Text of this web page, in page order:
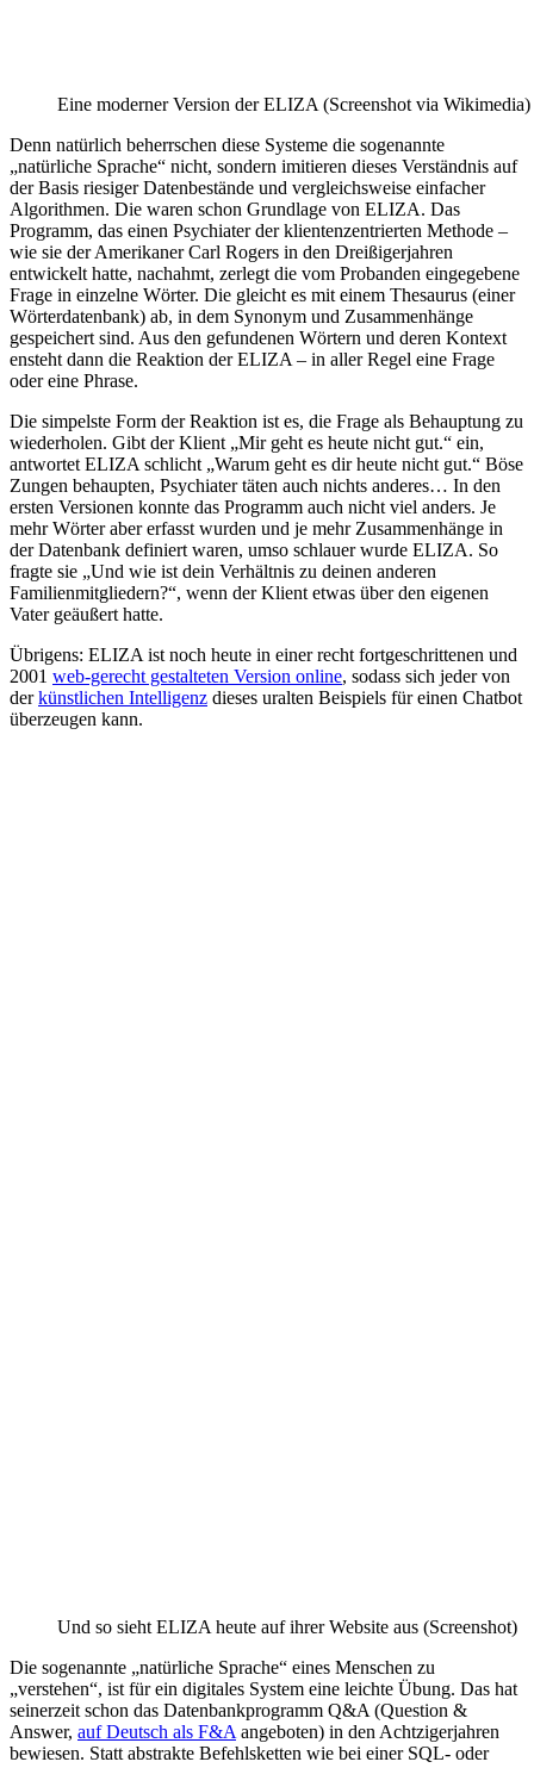
Eine moderner Version der ELIZA (Screenshot via Wikimedia)
Denn natürlich beherrschen diese Systeme die sogenannte
„natürliche Sprache“ nicht, sondern imitieren dieses Verständnis auf
der Basis riesiger Datenbestände und vergleichsweise einfacher
Algorithmen. Die waren schon Grundlage von ELIZA. Das
Programm, das einen Psychiater der klientenzentrierten Methode –
wie sie der Amerikaner Carl Rogers in den Dreißigerjahren
entwickelt hatte, nachahmt, zerlegt die vom Probanden eingegebene
Frage in einzelne Wörter. Die gleicht es mit einem Thesaurus (einer
Wörterdatenbank) ab, in dem Synonym und Zusammenhänge
gespeichert sind. Aus den gefundenen Wörtern und deren Kontext
ensteht dann die Reaktion der ELIZA – in aller Regel eine Frage
oder eine Phrase.
Die simpelste Form der Reaktion ist es, die Frage als Behauptung zu
wiederholen. Gibt der Klient „Mir geht es heute nicht gut.“ ein,
antwortet ELIZA schlicht „Warum geht es dir heute nicht gut.“ Böse
Zungen behaupten, Psychiater täten auch nichts anderes… In den
ersten Versionen konnte das Programm auch nicht viel anders. Je
mehr Wörter aber erfasst wurden und je mehr Zusammenhänge in
der Datenbank definiert waren, umso schlauer wurde ELIZA. So
fragte sie „Und wie ist dein Verhältnis zu deinen anderen
Familienmitgliedern?“, wenn der Klient etwas über den eigenen
Vater geäußert hatte.
Übrigens: ELIZA ist noch heute in einer recht fortgeschrittenen und
2001 web-gerecht gestalteten Version online, sodass sich jeder von
derkünstlichen Intelligenz dieses uralten Beispiels für einen Chatbot
überzeugen kann.
Und so sieht ELIZA heute auf ihrer Website aus (Screenshot)
Die sogenannte „natürliche Sprache“ eines Menschen zu
„verstehen“, ist für ein digitales System eine leichte Übung. Das hat
seinerzeit schon das Datenbankprogramm Q&A (Question &
Answer, auf Deutsch als F&A angeboten) in den Achtzigerjahren
bewiesen. Statt abstrakte Befehlsketten wie bei einer SQL- oder